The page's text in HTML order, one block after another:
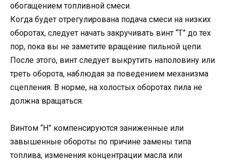
обогащением топливной смеси.
Когда будет отрегулирована подача смеси на низких
оборотах, следует начать закручивать винт “T” до тех
пор, пока вы не заметите вращение пильной цепи.
После этого, винт следует выкрутить наполовину или
треть оборота, наблюдая за поведением механизма
сцепления. В норме, на холостых оборотах пила не
должна вращаться.
Винтом “H” компенсируются заниженные или
завышенные обороты по причине замены типа
топлива, изменения концентрации масла или